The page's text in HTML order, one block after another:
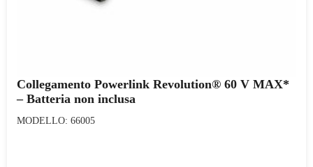
Collegamento Powerlink Revolution® 60 V MAX*
– Batteria non inclusa
MODELLO: 66005